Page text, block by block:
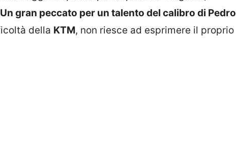
Un gran peccato per un talento del calibro di Pedro
della KTM, non riesce ad esprimere il proprio